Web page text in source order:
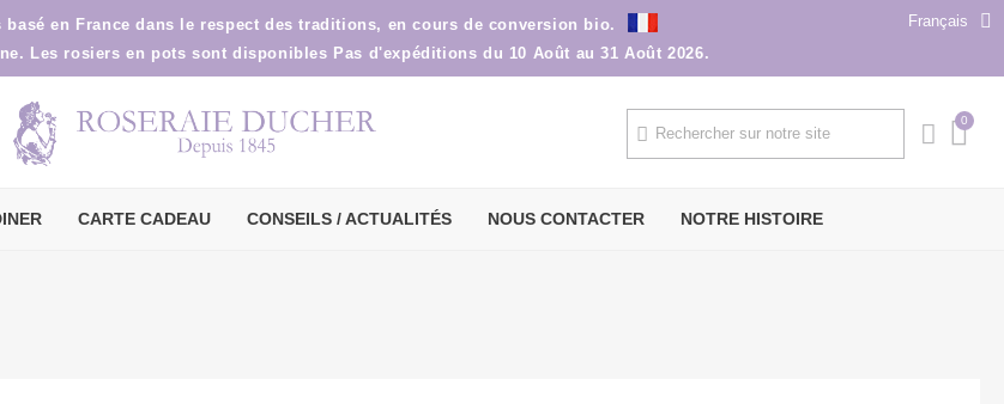
basé en France dans le respect des traditions, en cours de conversion bio.
Français
Les rosiers en pots sont disponibles Pas d'expéditions du 10 Août au 31 Août 2026.
CARTE CADEAU CONSEILS / ACTUALITÉS NOUS CONTACTER NOTRE HISTOIRE